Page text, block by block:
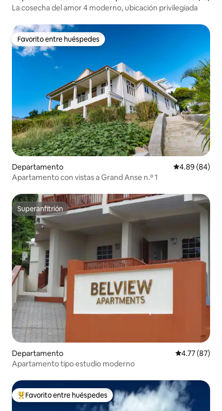
La cosecha del amor 4 moderno, ubicación privilegiada
Favorito entre huéspedes
Favorito entre huéspedes
Departamento Calificación
4.89 (84)
Apartamento con vistas a Grand Anse n.º 1
Superanfitrión
Superanfitrión
Departamento Calificación
4.77 (87)
Apartamento tipo estudio moderno
De los mejores en Favorito entre huéspedes
Favorito entre huéspedes